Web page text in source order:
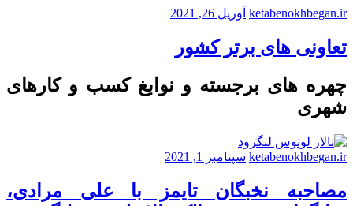
ketabenokhbegan.ir آوریل 26, 2021
تعاونی های برتر کشور
چهره های برجسته و نوابغ کسب و کارهای
شهری
ketabenokhbegan.ir سپتامبر 1, 2021
مصاحبه نخبگان تایمز با علی مرادی،